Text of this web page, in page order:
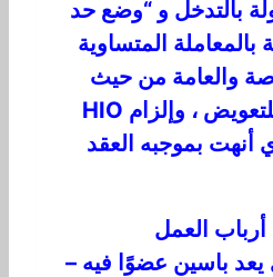
بالتدخل و “وضع حد
بالمعاملة المتساوية
والعامة من حيث
الطريقة الجديدة للتعويض ، وإلزام HIO
أنهت بموجبه العقد
أرباب العمل
يعد باسين عضوًا فيه –